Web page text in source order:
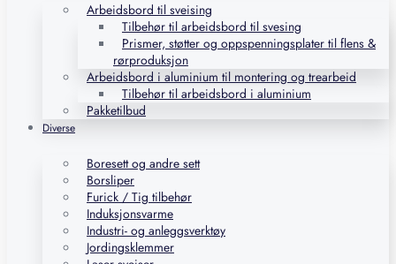
Arbeidsbord til sveising
Tilbehør til arbeidsbord til svesing
Prismer, støtter og oppspenningsplater til flens &
rørproduksjon
Arbeidsbord i aluminium til montering og trearbeid
Tilbehør til arbeidsbord i aluminium
Pakketilbud
Diverse
Boresett og andre sett
Borsliper
Furick / Tig tilbehør
Induksjonsvarme
Industri- og anleggsverktøy
Jordingsklemmer